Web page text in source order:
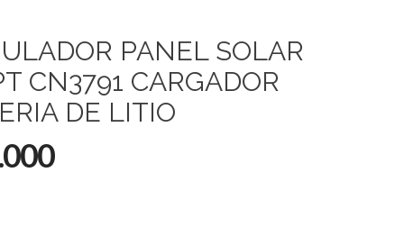
PANEL SOLAR
CN3791 CARGADOR
DE LITIO